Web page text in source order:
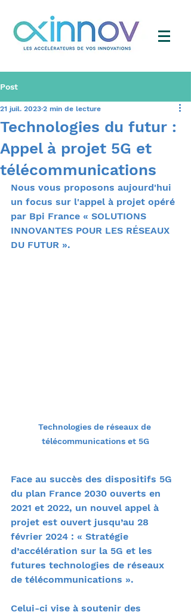
Post
Technologies du futur :
Appel à projet 5G et
télécommunications
21 juil. 2023 2 min de lecture
Nous vous proposons aujourd'hui
un focus sur l'appel à projet opéré
par Bpi France « SOLUTIONS
INNOVANTES POUR LES RÉSEAUX
DU FUTUR ».
Technologies de réseaux de
télécommunications et 5G
Face au succès des dispositifs 5G
du plan France 2030 ouverts en
2021 et 2022, un nouvel appel à
projet est ouvert jusqu’au 28
février 2024 : « Stratégie
d’accélération sur la 5G et les
futures technologies de réseaux
de télécommunications ».
Celui-ci vise à soutenir des